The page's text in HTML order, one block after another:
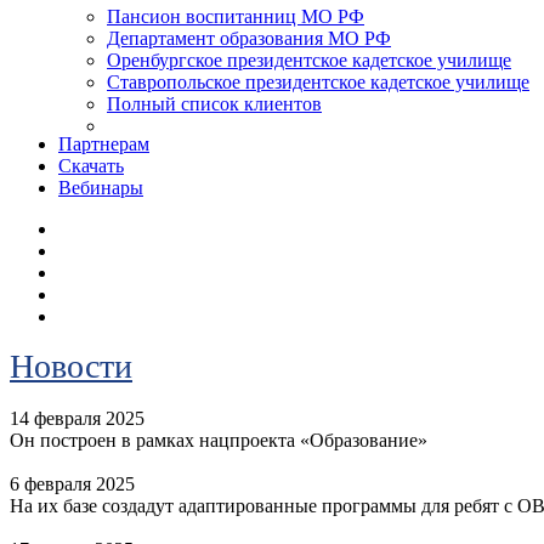
Пансион воспитанниц МО РФ
Департамент образования МО РФ
Оренбургское президентское кадетское училище
Ставропольское президентское кадетское училище
Полный список клиентов
Партнерам
Скачать
Вебинары
Новости
14 февраля 2025
Он построен в рамках нацпроекта «Образование»
6 февраля 2025
На их базе создадут адаптированные программы для ребят с